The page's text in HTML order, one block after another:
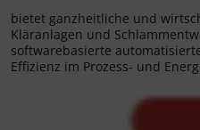
bietet ganzheitliche und
Kläranlagen und
softwarebasierte
Effizienz im Prozess- und